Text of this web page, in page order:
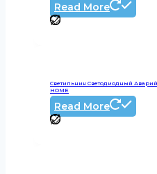
Read More
Светильник Светодиодный
HOME
Read More